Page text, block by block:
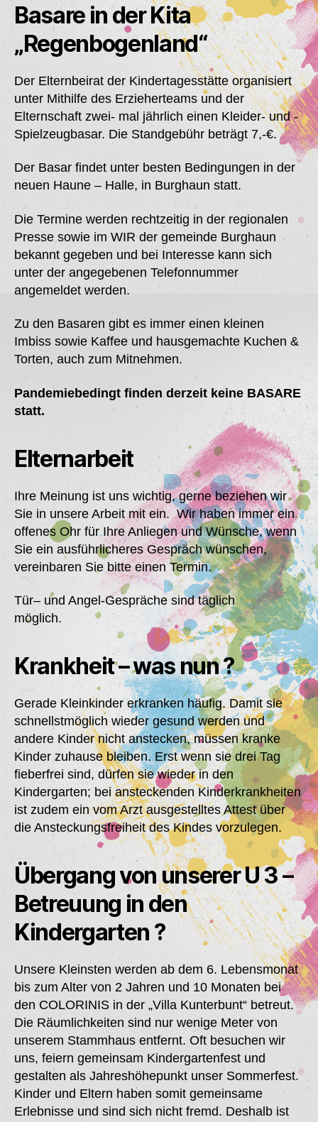
Basare in der Kita
„Regenbogenland“
Der Elternbeirat der Kindertagesstätte organisiert
unter Mithilfe des Erzieherteams und der
Elternschaft zwei- mal jährlich einen Kleider- und -
Spielzeugbasar. Die Standgebühr beträgt 7,-€.
Der Basar findet unter besten Bedingungen in der
neuen Haune – Halle, in Burghaun statt.
Die Termine werden rechtzeitig in der regionalen
Presse sowie im WIR der gemeinde Burghaun
bekannt gegeben und bei Interesse kann sich
unter der angegebenen Telefonnummer
angemeldet werden.
Zu den Basaren gibt es immer einen kleinen
Imbiss sowie Kaffee und hausgemachte Kuchen &
Torten, auch zum Mitnehmen.
Pandemiebedingt finden derzeit keine BASARE
statt.
Elternarbeit
Ihre Meinung ist uns wichtig, gerne beziehen wir
Sie in unsere Arbeit mit ein. Wir haben immer ein
offenes Ohr für Ihre Anliegen und Wünsche, wenn
Sie ein ausführlicheres Gespräch wünschen,
vereinbaren Sie bitte einen Termin.
Tür– und Angel-Gespräche sind täglich
möglich.
Krankheit – was nun ?
Gerade Kleinkinder erkranken häufig. Damit sie
schnellstmöglich wieder gesund werden und
andere Kinder nicht anstecken, müssen kranke
Kinder zuhause bleiben. Erst wenn sie drei Tag
fieberfrei sind, dürfen sie wieder in den
Kindergarten; bei ansteckenden Kinderkrankheiten
ist zudem ein vom Arzt ausgestelltes Attest über
die Ansteckungsfreiheit des Kindes vorzulegen.
Übergang von unserer U 3 –
Betreuung in den
Kindergarten ?
Unsere Kleinsten werden ab dem 6. Lebensmonat
bis zum Alter von 2 Jahren und 10 Monaten bei
den COLORINIS in der „Villa Kunterbunt“ betreut.
Die Räumlichkeiten sind nur wenige Meter von
unserem Stammhaus entfernt. Oft besuchen wir
uns, feiern gemeinsam Kindergartenfest und
gestalten als Jahreshöhepunkt unser Sommerfest.
Kinder und Eltern haben somit gemeinsame
Erlebnisse und sind sich nicht fremd. Deshalb ist